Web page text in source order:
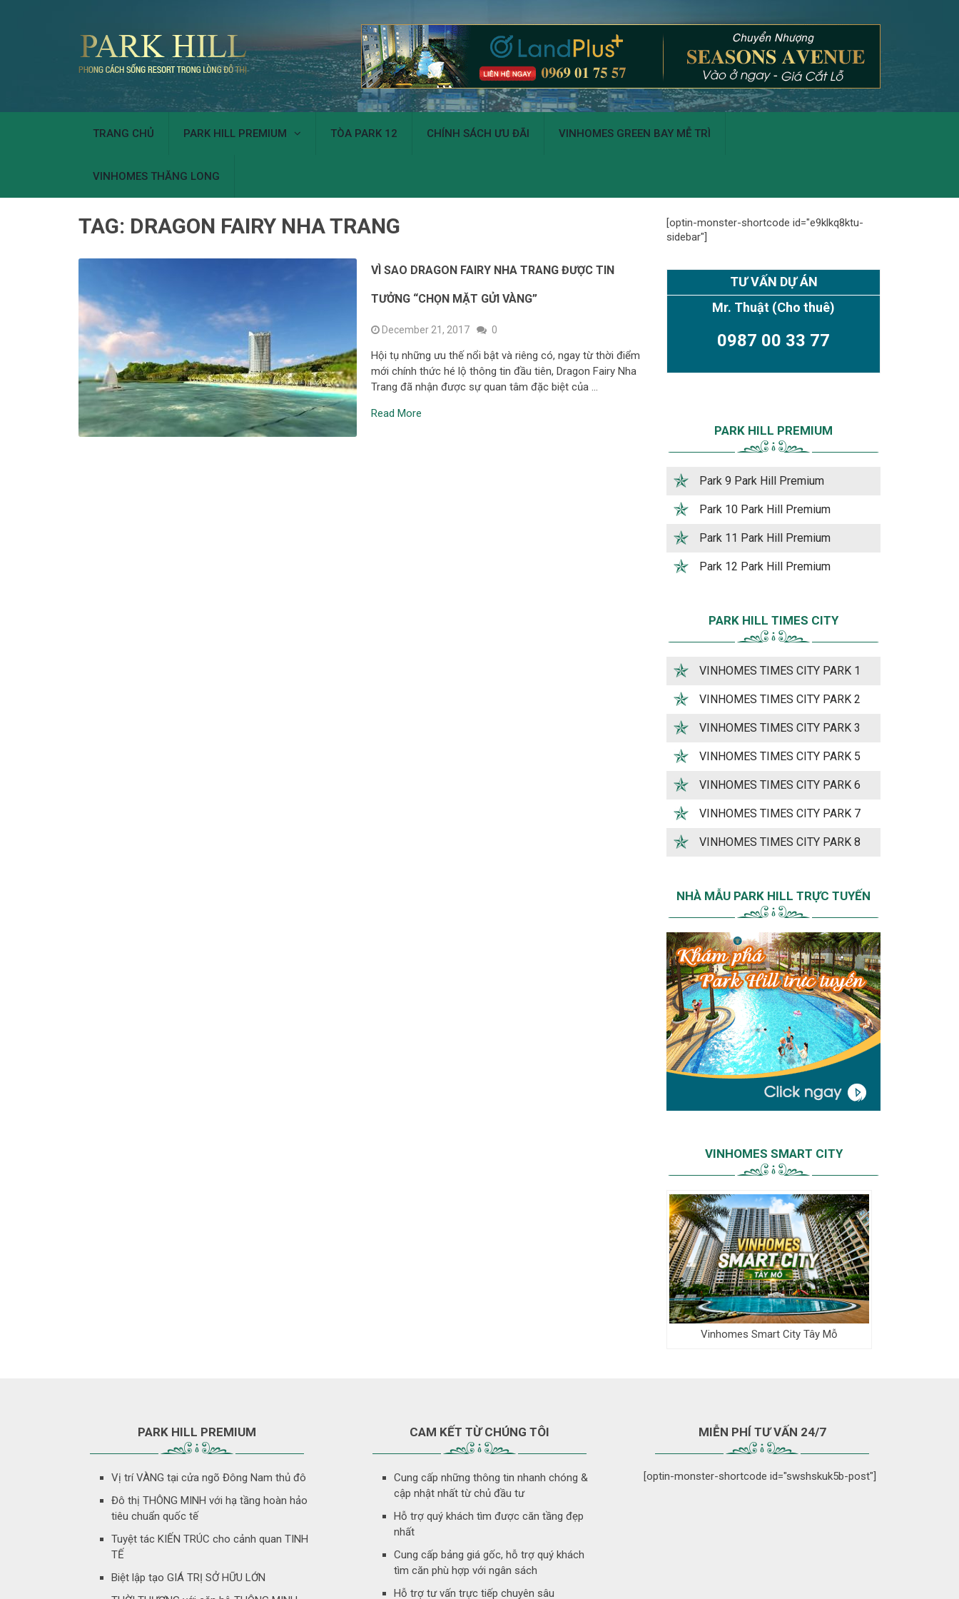
TRANG CHỦ PARK HILL PREMIUM TÒA PARK 12 CHÍNH SÁCH ƯU ĐÃI VINHOMES GREEN BAY MỄ TRÌ
VINHOMES THĂNG LONG
TAG: DRAGON FAIRY NHA TRANG
VÌ SAO DRAGON FAIRY NHA TRANG ĐƯỢC TIN
TƯỞNG “CHỌN MẶT GỬI VÀNG”
December 21, 2017 0
Hội tụ những ưu thế nổi bật và riêng có, ngay từ thời điểm
mới chính thức hé lộ thông tin đầu tiên, Dragon Fairy Nha
Trang đã nhận được sự quan tâm đặc biệt của …
Read More
[optin-monster-shortcode id="e9klkq8ktu-
sidebar"]
TƯ VẤN DỰ ÁN
Mr. Thuật (Cho thuê)
0987 00 33 77
PARK HILL PREMIUM
Park 9 Park Hill Premium
Park 10 Park Hill Premium
Park 11 Park Hill Premium
Park 12 Park Hill Premium
PARK HILL TIMES CITY
VINHOMES TIMES CITY PARK 1
VINHOMES TIMES CITY PARK 2
VINHOMES TIMES CITY PARK 3
VINHOMES TIMES CITY PARK 5
VINHOMES TIMES CITY PARK 6
VINHOMES TIMES CITY PARK 7
VINHOMES TIMES CITY PARK 8
NHÀ MẪU PARK HILL TRỰC TUYẾN
VINHOMES SMART CITY
Vinhomes Smart City Tây Mỗ
PARK HILL PREMIUM
Vị trí VÀNG tại cửa ngõ Đông Nam thủ đô
Đô thị THÔNG MINH với hạ tầng hoàn hảo
tiêu chuẩn quốc tế
Tuyệt tác KIẾN TRÚC cho cảnh quan TINH
TẾ
Biệt lập tạo GIÁ TRỊ SỞ HỮU LỚN
CAM KẾT TỪ CHÚNG TÔI
Cung cấp những thông tin nhanh chóng &
cập nhật nhất từ chủ đầu tư
Hỗ trợ quý khách tìm được căn tầng đẹp
nhất
Cung cấp bảng giá gốc, hỗ trợ quý khách
tìm căn phù hợp với ngân sách
Hỗ trợ tư vấn trực tiếp chuyên sâu
MIỄN PHÍ TƯ VẤN 24/7
[optin-monster-shortcode id="swshskuk5b-post"]